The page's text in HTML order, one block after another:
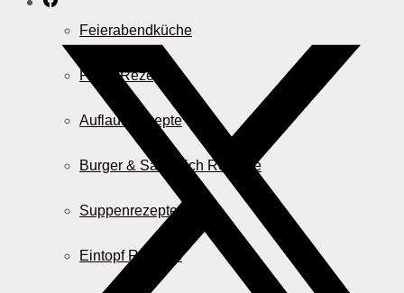
Feierabendküche
Pasta Rezepte
Auflauf Rezepte
Burger & Sandwich Rezepte
Suppenrezepte
Eintopf Rezepte